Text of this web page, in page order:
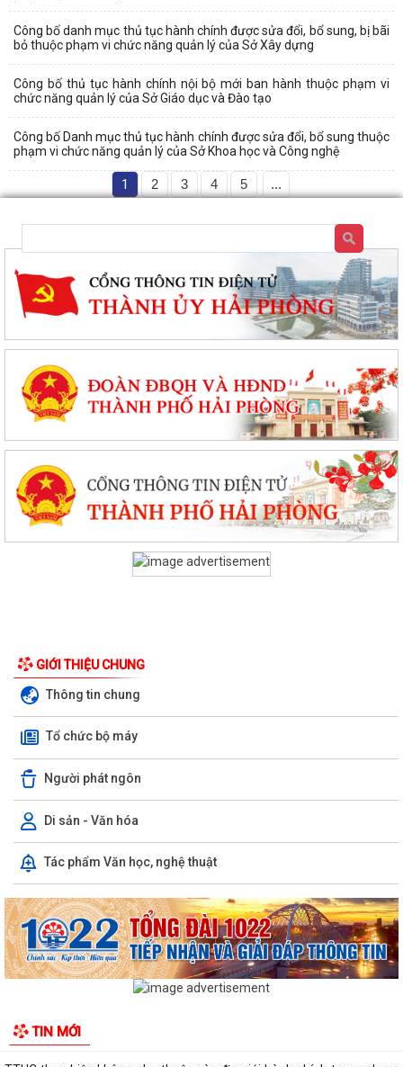
Công bố danh mục thủ tục hành chính được sửa đổi, bổ sung, bị bãi
bỏ thuộc phạm vi chức năng quản lý của Sở Xây dựng
Công bố thủ tục hành chính nội bộ mới ban hành thuộc phạm vi
chức năng quản lý của Sở Giáo dục và Đào tạo
Công bố Danh mục thủ tục hành chính được sửa đổi, bổ sung thuộc
phạm vi chức năng quản lý của Sở Khoa học và Công nghệ
1 2 3 4 5 ...
GIỚI THIỆU CHUNG
Thông tin chung
Tổ chức bộ máy
Người phát ngôn
Di sản - Văn hóa
Tác phẩm Văn học, nghệ thuật
TIN MỚI
KHAI MẠC TUẦN LỄ TÌNH NGUYỆN “HÀNH TRÌNH HẠNH PHÚC” NĂM
HỘI NGHỊ GIAO BAN UBND XÃ QUYẾT THẮNG: ĐÁNH GIÁ KẾT QUẢ
THỰC HIỆN NHIỆM VỤ THÁNG 7, TRIỂN KHAI...
Công bố thủ tục hành chính nội bộ được sửa đổi, bổ sung thuộc phạm
vi, chức năng quản lý của Sở Xây...
TTHC thực hiện không phụ thuộc vào địa giới hành chính trong phạm
vi thành phố Hải Phòng (Lĩnh vực...
vi thành phố Hải Phòng (Lĩnh vực...